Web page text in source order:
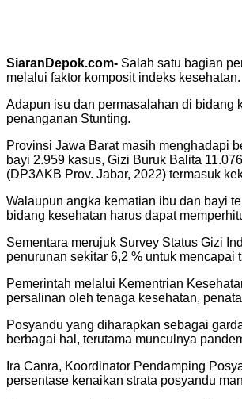
SiaranDepok.com- Salah satu bagian
melalui faktor komposit indeks kesehatan.
Adapun isu dan permasalahan di bidang
penanganan Stunting.
Provinsi Jawa Barat masih menghadapi
bayi 2.959 kasus, Gizi Buruk Balita
(DP3AKB Prov. Jabar, 2022) termasuk
Walaupun angka kematian ibu dan bayi
bidang kesehatan harus dapat
Sementara merujuk Survey Status Gizi
penurunan sekitar 6,2 % untuk mencapai
Pemerintah melalui Kementrian
persalinan oleh tenaga kesehatan,
Posyandu yang diharapkan sebagai
berbagai hal, terutama munculnya
Ira Canra, Koordinator Pendamping
persentase kenaikan strata posyandu